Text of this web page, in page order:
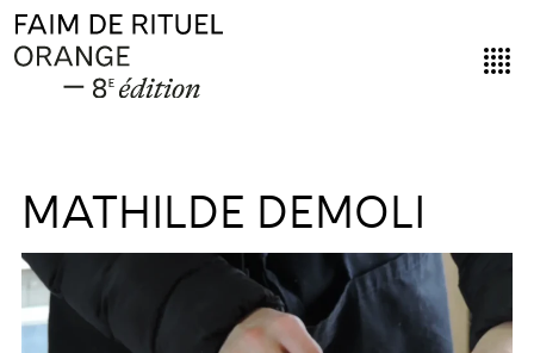
MATHILDE DEMOLI